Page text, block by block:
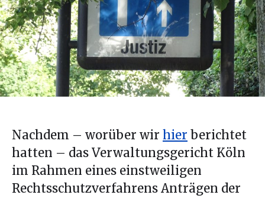
Nachdem – worüber wir hier berichtet
hatten – das Verwaltungsgericht Köln
im Rahmen eines einstweiligen
Rechtsschutzverfahrens Anträgen der